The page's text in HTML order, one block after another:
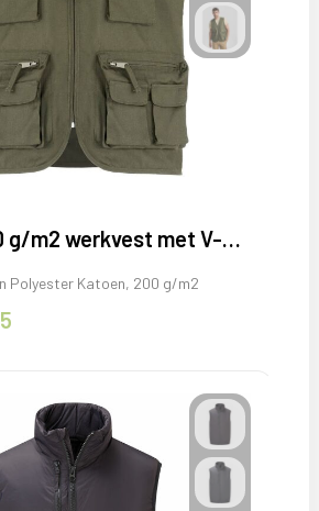
Venera 200 g/m2 werkvest met V-hals en meerdere zakken
Polyester Katoen, 200 g/m2